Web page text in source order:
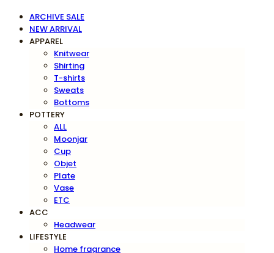
ARCHIVE SALE
NEW ARRIVAL
APPAREL
Knitwear
Shirting
T-shirts
Sweats
Bottoms
POTTERY
ALL
Moonjar
Cup
Objet
Plate
Vase
ETC
ACC
Headwear
LIFESTYLE
Home fragrance